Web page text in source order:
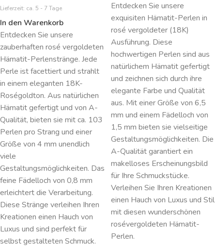
Lieferzeit: ca. 5 - 7 Tage
In den Warenkorb
Entdecken Sie unsere
zauberhaften rosé vergoldeten
Hämatit-Perlenstränge. Jede
Perle ist facettiert und strahlt
in einem eleganten 18K-
Roségoldton. Aus natürlichen
Hämatit gefertigt und von A-
Qualität, bieten sie mit ca. 103
Perlen pro Strang und einer
Größe von 4 mm unendlich
viele
Gestaltungsmöglichkeiten. Das
feine Fädelloch von 0,8 mm
erleichtert die Verarbeitung.
Diese Stränge verleihen Ihren
Kreationen einen Hauch von
Luxus und sind perfekt für
selbst gestalteten Schmuck.
Entdecken Sie unsere
exquisiten Hämatit-Perlen in
rosé vergoldeter (18K)
Ausführung. Diese
hochwertigen Perlen sind aus
natürlichem Hämatit gefertigt
und zeichnen sich durch ihre
elegante Farbe und Qualität
aus. Mit einer Größe von 6,5
mm und einem Fädelloch von
1,5 mm bieten sie vielseitige
Gestaltungsmöglichkeiten. Die
A-Qualität garantiert ein
makelloses Erscheinungsbild
für Ihre Schmuckstücke.
Verleihen Sie Ihren Kreationen
einen Hauch von Luxus und Stil
mit diesen wunderschönen
rosévergoldeten Hämatit-
Perlen.